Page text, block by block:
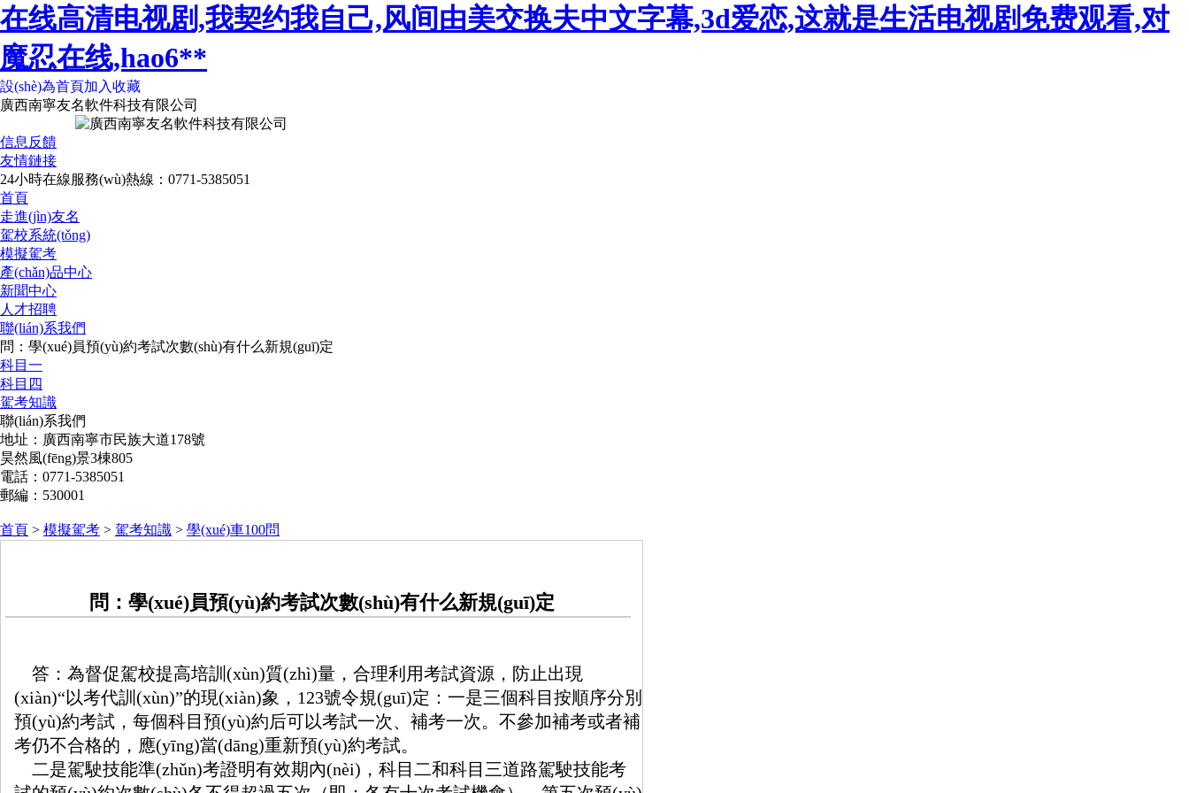
在线高清电视剧,我契约我自己,风间由美交换夫中文字幕,3d爱恋,这就是生活电视剧免费观看,对
魔忍在线,hao6**
設(shè)為首頁加入收藏
廣西南寧友名軟件科技有限公司
信息反饋
友情鏈接
24小時在線服務(wù)熱線：0771-5385051
首頁
走進(jìn)友名
駕校系統(tǒng)
模擬駕考
產(chǎn)品中心
新聞中心
人才招聘
聯(lián)系我們
問：學(xué)員預(yù)約考試次數(shù)有什么新規(guī)定
科目一
科目四
駕考知識
聯(lián)系我們
地址：廣西南寧市民族大道178號
昊然風(fēng)景3棟805
電話：0771-5385051
郵編：530001
首頁 > 模擬駕考 > 駕考知識 > 學(xué)車100問
問：學(xué)員預(yù)約考試次數(shù)有什么新規(guī)定
答：為督促駕校提高培訓(xùn)質(zhì)量，合理利用考試資源，防止出現
(xiàn)“以考代訓(xùn)”的現(xiàn)象，123號令規(guī)定：一是三個科目按順序分別
預(yù)約考試，每個科目預(yù)約后可以考試一次、補考一次。不參加補考或者補
考仍不合格的，應(yīng)當(dāng)重新預(yù)約考試。
二是駕駛技能準(zhǔn)考證明有效期內(nèi)，科目二和科目三道路駕駛技能考